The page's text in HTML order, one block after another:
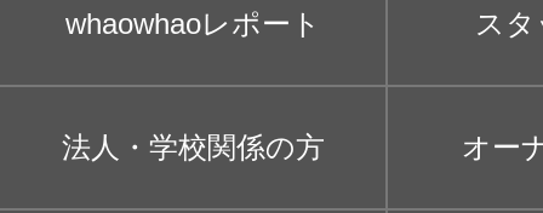
whaowhaoレポート ス
法人・学校関係の方 オー